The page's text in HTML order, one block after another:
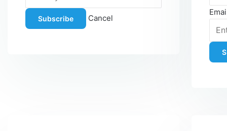
Subscribe Cancel